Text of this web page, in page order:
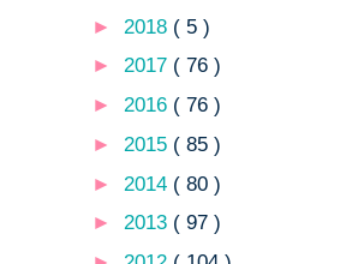
► 2018 ( 5 )
► 2017 ( 76 )
► 2016 ( 76 )
► 2015 ( 85 )
► 2014 ( 80 )
► 2013 ( 97 )